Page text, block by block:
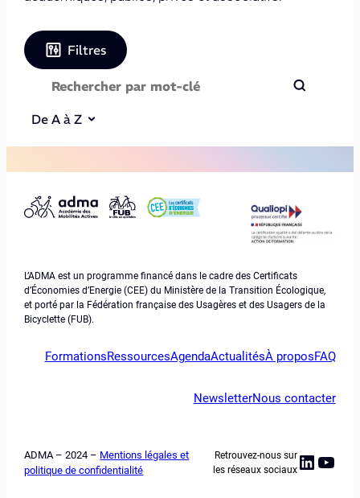
Filtres
De A à Z
L’ADMA est un programme financé dans le cadre des Certificats
d’Économies d’Energie (CEE) du Ministère de la Transition Écologique,
et porté par la Fédération française des Usagères et des Usagers de la
Bicyclette (FUB).
FormationsRessourcesAgendaActualitésÀ proposFAQ
NewsletterNous contacter
ADMA – 2024 – Mentions légales et
politique de confidentialité
Retrouvez-nous sur
les réseaux sociaux